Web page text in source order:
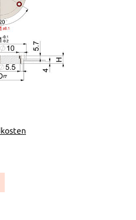
nicht verfügbar.)
ist zurzeit nicht verfügbar.)
Option ist zurzeit nicht verfügbar.)